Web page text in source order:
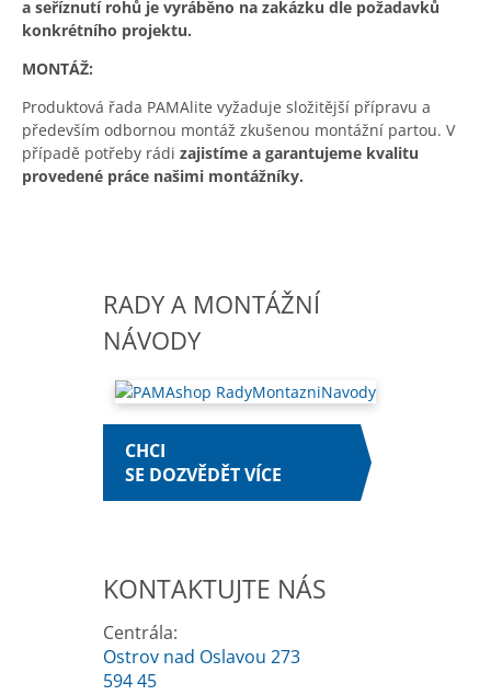
a seříznutí rohů je vyráběno na zakázku dle požadavků
konkrétního projektu.
MONTÁŽ:
Produktová řada PAMAlite vyžaduje složitější přípravu a
především odbornou montáž zkušenou montážní partou. V
případě potřeby rádi zajistíme a garantujeme kvalitu
provedené práce našimi montážníky.
RADY A MONTÁŽNÍ
NÁVODY
CHCI
SE DOZVĚDĚT VÍCE
KONTAKTUJTE NÁS
Centrála:
Ostrov nad Oslavou 273
594 45